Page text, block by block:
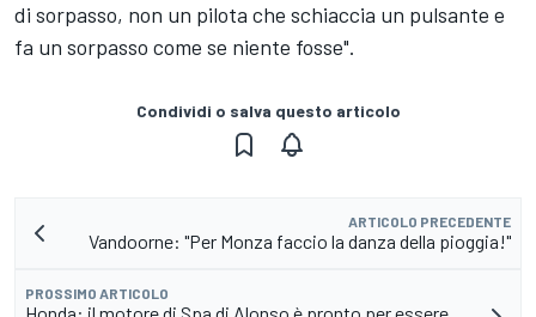
di sorpasso, non un pilota che schiaccia un pulsante e
fa un sorpasso come se niente fosse".
Condividi o salva questo articolo
ARTICOLO PRECEDENTE
Vandoorne: "Per Monza faccio la danza della pioggia!"
PROSSIMO ARTICOLO